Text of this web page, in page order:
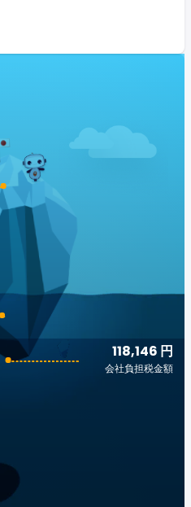
118,146 円
会社負担税金額